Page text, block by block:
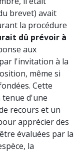
brevet) avait
la procédure
dû prévoir à
aux
l'invitation à la
même si
Cette
d'une
recours et un
apprécier des
évaluées par la
la